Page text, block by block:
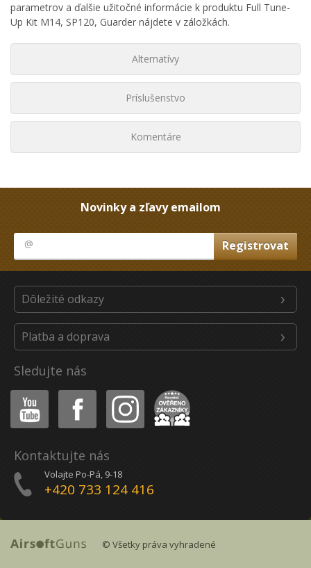
parametrov a ďalšie užitočné informácie k produktu Full Tune-
Up Kit M14, SP120, Guarder nájdete v záložkách.
Alternatívy
Príslušenstvo
Komentáre
Novinky a zľavy emailom
Dôležité odkazy
Platba a doprava
Sledujte nás
Youtube Facebook Instagram Heureka
Kontaktujte nás
Volajte Po-Pá, 9-18
+420 733 124 416
© Všetky práva vyhradené